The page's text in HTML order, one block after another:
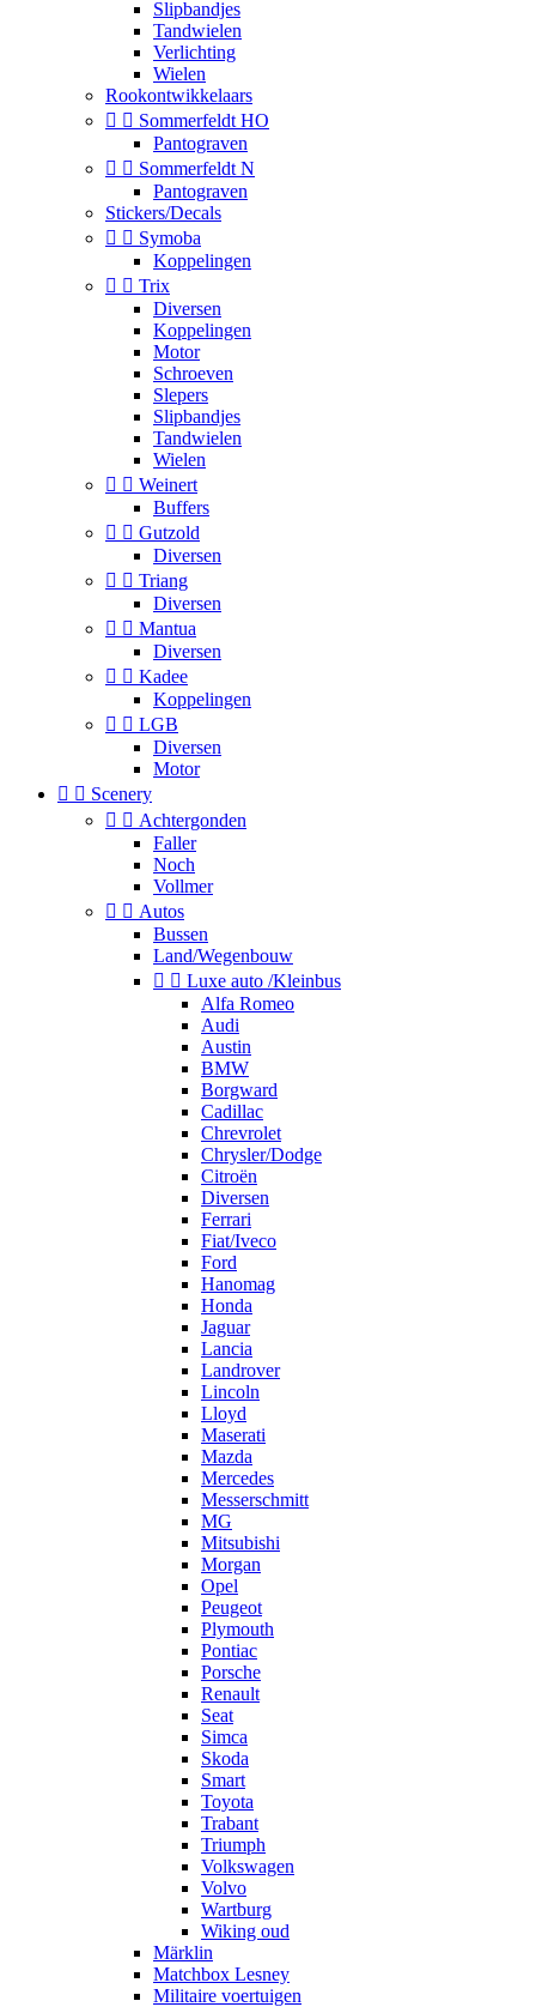
Slipbandjes
Tandwielen
Verlichting
Wielen
Rookontwikkelaars
  Sommerfeldt HO
Pantograven
  Sommerfeldt N
Pantograven
Stickers/Decals
  Symoba
Koppelingen
  Trix
Diversen
Koppelingen
Motor
Schroeven
Slepers
Slipbandjes
Tandwielen
Wielen
  Weinert
Buffers
  Gutzold
Diversen
  Triang
Diversen
  Mantua
Diversen
  Kadee
Koppelingen
  LGB
Diversen
Motor
  Scenery
  Achtergonden
Faller
Noch
Vollmer
  Autos
Bussen
Land/Wegenbouw
  Luxe auto /Kleinbus
Alfa Romeo
Audi
Austin
BMW
Borgward
Cadillac
Chrevrolet
Chrysler/Dodge
Citroën
Diversen
Ferrari
Fiat/Iveco
Ford
Hanomag
Honda
Jaguar
Lancia
Landrover
Lincoln
Lloyd
Maserati
Mazda
Mercedes
Messerschmitt
MG
Mitsubishi
Morgan
Opel
Peugeot
Plymouth
Pontiac
Porsche
Renault
Seat
Simca
Skoda
Smart
Toyota
Trabant
Triumph
Volkswagen
Volvo
Wartburg
Wiking oud
Märklin
Matchbox Lesney
Militaire voertuigen